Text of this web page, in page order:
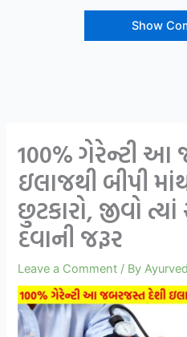
Show
100% ગેરેન્ટી આ
ઇલાજથી બીપી
છુટકારો, જીવો
દવાની જરૂર
Leave a Comment / By